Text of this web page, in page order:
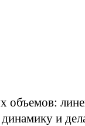
объемов:
и